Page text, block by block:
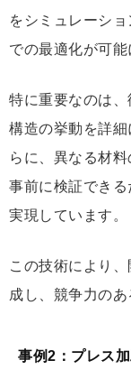
をシミュレーシ
での最適化が可能
特に重要なのは
構造の挙動を詳
らに、異なる材
事前に検証でき
実現しています。
この技術により
成し、競争力のあ
事例2：プレス